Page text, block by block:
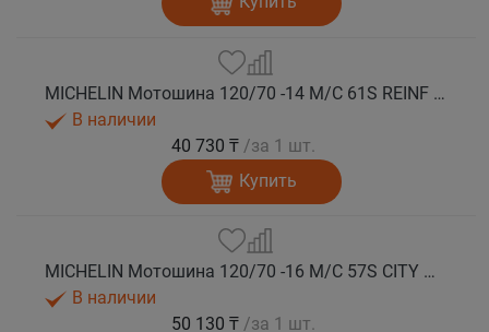
MICHELIN Мотошина 120/70 -14 M/C 61S REINF CITY GRIP 2 F/R TL
В наличии
40 730 ₸ /за 1 шт.
Купить
MICHELIN Мотошина 120/70 -16 M/C 57S CITY GRIP 2 F TL
В наличии
50 130 ₸ /за 1 шт.